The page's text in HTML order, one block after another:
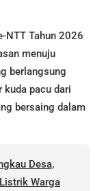
NTT Tahun 2026
menuju
berlangsung
pacu dari
bersaing dalam
Desa,
Warga